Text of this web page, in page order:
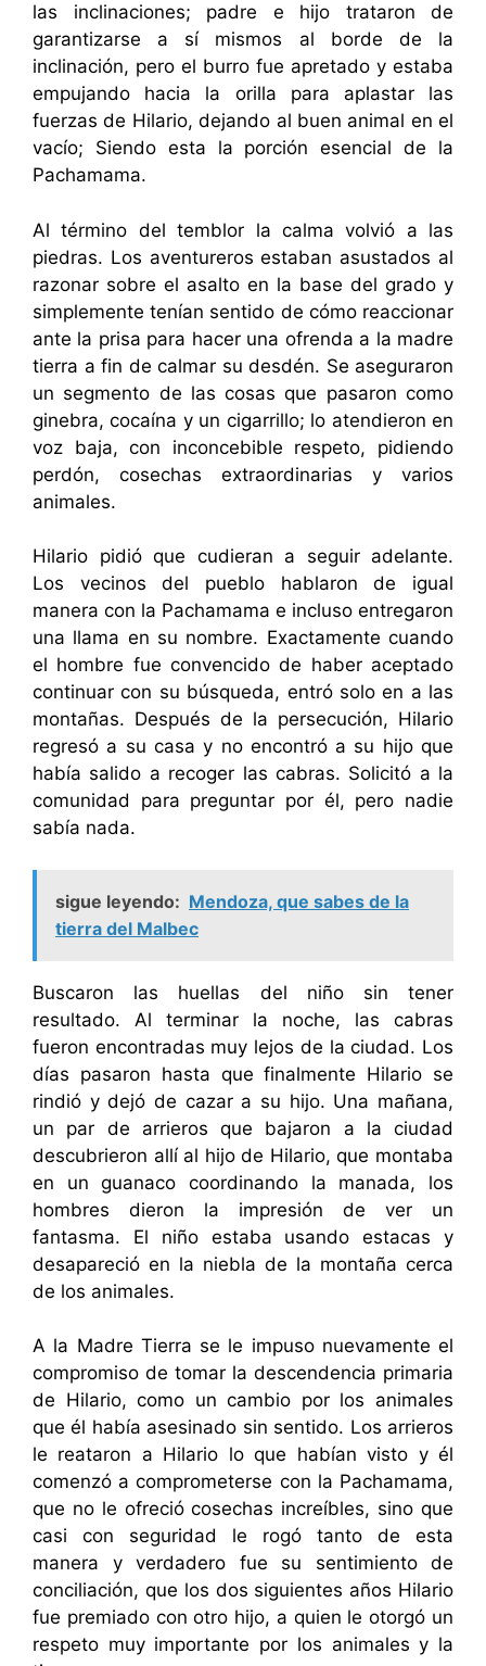
las inclinaciones; padre e hijo trataron de
garantizarse a sí mismos al borde de la
inclinación, pero el burro fue apretado y estaba
empujando hacia la orilla para aplastar las
fuerzas de Hilario, dejando al buen animal en el
vacío; Siendo esta la porción esencial de la
Pachamama.
Al término del temblor la calma volvió a las
piedras. Los aventureros estaban asustados al
razonar sobre el asalto en la base del grado y
simplemente tenían sentido de cómo reaccionar
ante la prisa para hacer una ofrenda a la madre
tierra a fin de calmar su desdén. Se aseguraron
un segmento de las cosas que pasaron como
ginebra, cocaína y un cigarrillo; lo atendieron en
voz baja, con inconcebible respeto, pidiendo
perdón, cosechas extraordinarias y varios
animales.
Hilario pidió que cudieran a seguir adelante.
Los vecinos del pueblo hablaron de igual
manera con la Pachamama e incluso entregaron
una llama en su nombre. Exactamente cuando
el hombre fue convencido de haber aceptado
continuar con su búsqueda, entró solo en a las
montañas. Después de la persecución, Hilario
regresó a su casa y no encontró a su hijo que
había salido a recoger las cabras. Solicitó a la
comunidad para preguntar por él, pero nadie
sabía nada.
sigue leyendo: Mendoza, que sabes de la
tierra del Malbec
Buscaron las huellas del niño sin tener
resultado. Al terminar la noche, las cabras
fueron encontradas muy lejos de la ciudad. Los
días pasaron hasta que finalmente Hilario se
rindió y dejó de cazar a su hijo. Una mañana,
un par de arrieros que bajaron a la ciudad
descubrieron allí al hijo de Hilario, que montaba
en un guanaco coordinando la manada, los
hombres dieron la impresión de ver un
fantasma. El niño estaba usando estacas y
desapareció en la niebla de la montaña cerca
de los animales.
A la Madre Tierra se le impuso nuevamente el
compromiso de tomar la descendencia primaria
de Hilario, como un cambio por los animales
que él había asesinado sin sentido. Los arrieros
le reataron a Hilario lo que habían visto y él
comenzó a comprometerse con la Pachamama,
que no le ofreció cosechas increíbles, sino que
casi con seguridad le rogó tanto de esta
manera y verdadero fue su sentimiento de
conciliación, que los dos siguientes años Hilario
fue premiado con otro hijo, a quien le otorgó un
respeto muy importante por los animales y la